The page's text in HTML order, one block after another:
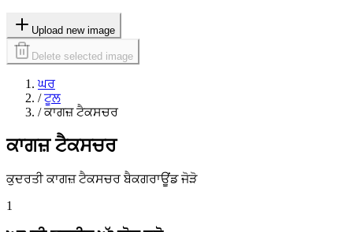
Upload new image
Delete selected image
ਘਰ
/ ਟੂਲ
/ ਕਾਗਜ਼ ਟੈਕਸਚਰ
ਕਾਗਜ਼ ਟੈਕਸਚਰ
ਕੁਦਰਤੀ ਕਾਗਜ਼ ਟੈਕਸਚਰ ਬੈਕਗਰਾਊਂਡ ਜੋੜੋ
1